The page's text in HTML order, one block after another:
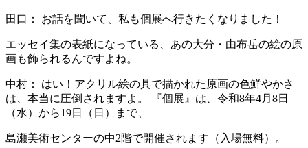
田口： お話を聞いて、私も個展へ行きたくなりました！
エッセイ集の表紙になっている、あの大分・由布岳の絵の原
画も飾られるんですよね。
中村： はい！アクリル絵の具で描かれた原画の色鮮やかさ
は、本当に圧倒されますよ。 『個展』は、令和8年4月8日
（水）から19日（日）まで、
島瀬美術センターの中2階で開催されます（入場無料）。